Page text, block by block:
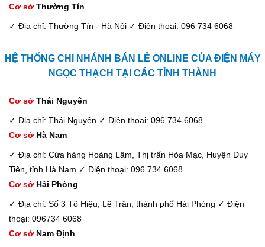
Cơ sở Thường Tín
✓ Địa chỉ: Thường Tín - Hà Nội ✓ Điện thoại: 096 734 6068
HỆ THỐNG CHI NHÁNH BÁN LẺ ONLINE CỦA ĐIỆN MÁY
NGỌC THẠCH TẠI CÁC TỈNH THÀNH
Cơ sở Thái Nguyên
✓ Địa chỉ: Thái Nguyên ✓ Điện thoại: 096 734 6068
Cơ sở Hà Nam
✓ Địa chỉ: Cửa hàng Hoàng Lâm, Thị trấn Hòa Mạc, Huyện Duy
Tiên, tỉnh Hà Nam ✓ Điện thoại: 096 734 6068
Cơ sở Hải Phòng
✓ Địa chỉ: Số 3 Tô Hiệu, Lê Trân, thành phố Hải Phòng ✓ Điện
thoại: 096734 6068
Cơ sở Nam Định